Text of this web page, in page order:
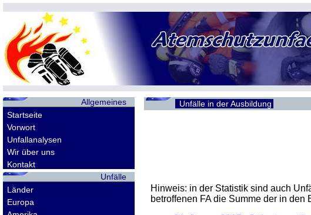
Allgemeines
Startseite
Vorwort
Unfallanalysen
Wir über uns
Kontakt
Unfälle
Länder
Europa
Unfälle in der Ausbildung
Hinweis: in der Statistik sind auch
betroffenen FAdie Summe der in den